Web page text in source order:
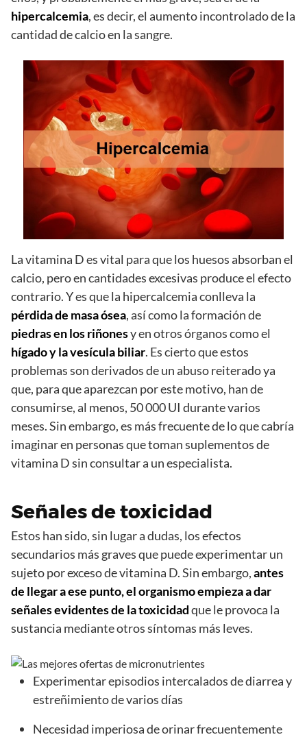
hipercalcemia, es decir, el aumento incontrolado de la
cantidad de calcio en la sangre.
La vitamina D es vital para que los huesos absorban el
calcio, pero en cantidades excesivas produce el efecto
contrario. Y es que la hipercalcemia conlleva la
pérdida de masa ósea, así como la formación de
piedras en los riñonesy en otros órganos como el
hígado y la vesícula biliar. Es cierto que estos
problemas son derivados de un abuso reiterado ya
que, para que aparezcan por este motivo, han de
consumirse, al menos, 50 000 UI durante varios
meses. Sin embargo, es más frecuente de lo que cabría
imaginar en personas que toman suplementos de
vitamina D sin consultar a un especialista.
Señales de toxicidad
Estos han sido, sin lugar a dudas, los efectos
secundarios más graves que puede experimentar un
sujeto por exceso de vitamina D. Sin embargo,antes
de llegar a ese punto, el organismo empieza a dar
señales evidentes de la toxicidadque le provoca la
sustancia mediante otros síntomas más leves.
Experimentar episodios intercalados de diarrea y
estreñimiento de varios días
Necesidad imperiosa de orinar frecuentemente